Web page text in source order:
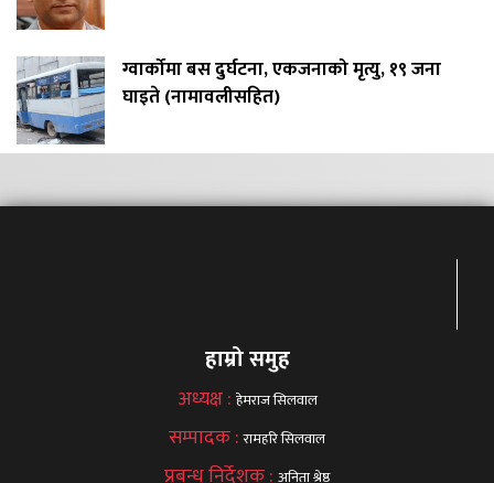
ग्वार्कोमा बस दुर्घटना, एकजनाको मृत्यु, १९ जना
घाइते (नामावलीसहित)
हाम्रो समुह
अध्यक्ष : हेमराज सिलवाल
सम्पादक :रामहरि सिलवाल
प्रबन्ध निर्देशक : अनिता श्रेष्ठ